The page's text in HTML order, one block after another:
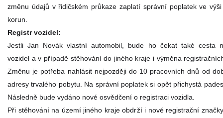
změnu údajů v řidičském průkaze zaplatí správní poplatek ve
korun.
Registr vozidel:
Jestli Jan Novák vlastní automobil, bude ho čekat také cesta
vozidel a v případě stěhování do jiného kraje i výměna
Změnu je potřeba nahlásit nejpozději do 10 pracovních dnů od
adresy trvalého pobytu. Na správní poplatek si opět přichystá
Následně bude vydáno nové osvědčení o registraci vozidla.
Při stěhování na území jiného kraje obdrží i nové registrační